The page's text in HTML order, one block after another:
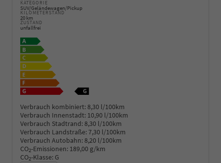
KATEGORIE
SUV/Geländewagen/Pickup
KILOMETERSTAND
20 km
ZUSTAND
unfallfrei
Verbrauch kombiniert:8,30 l/100km
Verbrauch Innenstadt: 10,90 l/100km
Verbrauch Stadtrand:8,30 l/100km
Verbrauch Landstraße:7,30 l/100km
Verbrauch Autobahn:8,20 l/100km
CO2-Emissionen: 189,00 g/km
CO2-Klasse: G